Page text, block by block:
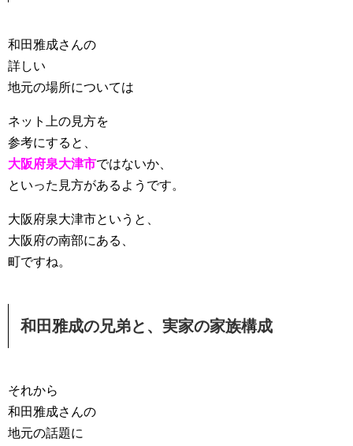
和田雅成さんの
詳しい
地元の場所については
ネット上の見方を
参考にすると、
大阪府泉大津市ではないか、
といった見方があるようです。
大阪府泉大津市というと、
大阪府の南部にある、
町ですね。
和田雅成の兄弟と、実家の家族構成
それから
和田雅成さんの
地元の話題に